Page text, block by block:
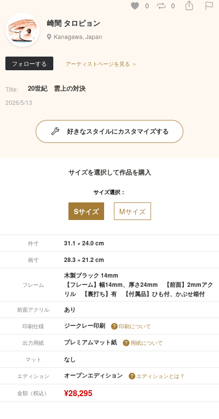
0 0
崎間 タロピョン
Kanagawa, Japan
フォローする アーティストページを見る ＞
Title: 20世紀 雲上の対決
2026/5/13
好きなスタイルにカスタマイズする
サイズを選択して作品を購入
サイズ選択：
Sサイズ Mサイズ
外寸 31.1 × 24.0 cm
画寸 28.3 × 21.2 cm
フレーム
木製ブラック 14mm
【フレーム】幅14mm、厚さ24mm 【前面】2mmアク
リル 【裏打ち】有 【付属品】ひも付、かぶせ箱付
前面アクリル あり
印刷仕様 ジークレー印刷 印刷について
出力用紙 プレミアムマット紙 用紙について
マット なし
エディション オープンエディション エディションとは？
金額（税込） ¥28,295